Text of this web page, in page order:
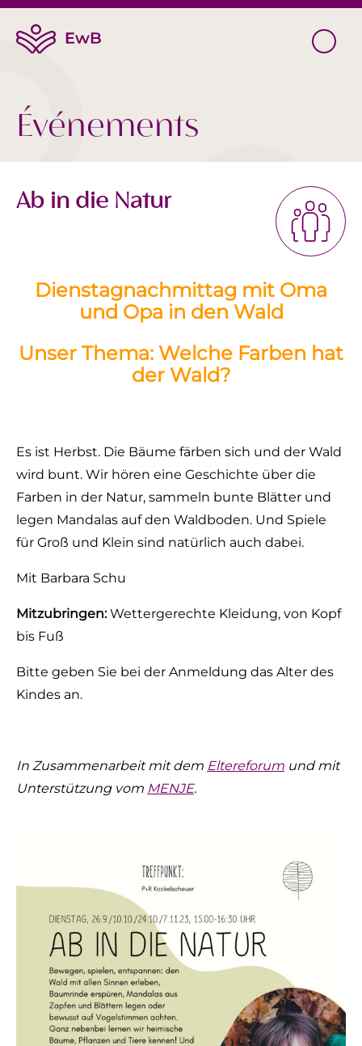
Événements
Ab in die Natur
Dienstagnachmittag mit Oma
und Opa in den Wald
Unser Thema: Welche Farben hat
der Wald?
Es ist Herbst. Die Bäume färben sich und der Wald
wird bunt. Wir hören eine Geschichte über die
Farben in der Natur, sammeln bunte Blätter und
legen Mandalas auf den Waldboden. Und Spiele
für Groß und Klein sind natürlich auch dabei.
Mit Barbara Schu
Mitzubringen:Wettergerechte Kleidung, von Kopf
bis Fuß
Bitte geben Sie bei der Anmeldung das Alter des
Kindes an.
In Zusammenarbeit mit dem Eltereforum und mit
Unterstützung vom MENJE.